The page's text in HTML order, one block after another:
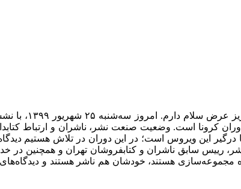
خدمت همه بزرگواران،
کرونا است. وضعیت صنعت نشر، ناشران و ارتباط
این ویروس است؛ در این دوران در تلاش هستیم
رییس سابق ناشران و کتابفروشان تهران و همچنین در
هستند، خودشان هم ناشر هستند و